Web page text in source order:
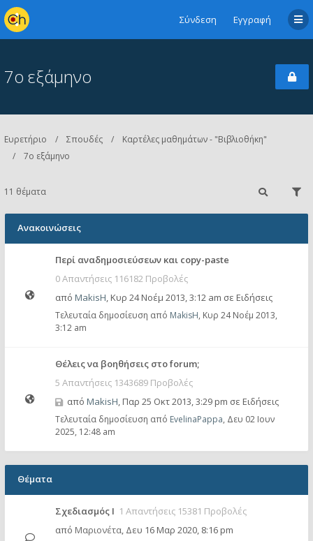
Σύνδεση Εγγραφή
7ο εξάμηνο
Ευρετήριο Σπουδές
Καρτέλες μαθημάτων - "Βιβλιοθήκη"
7ο εξάμηνο
11 θέματα
Ανακοινώσεις
Περί αναδημοσιεύσεων και copy-paste
0 Απαντήσεις 116182 Προβολές
από MakisH, Κυρ 24 Νοέμ 2013, 3:12 am σε Ειδήσεις
Τελευταία δημοσίευση από MakisH, Κυρ 24 Νοέμ 2013,
3:12 am
Θέλεις να βοηθήσεις στο forum;
5 Απαντήσεις 1343689 Προβολές
από MakisH, Παρ 25 Οκτ 2013, 3:29 pm σε Ειδήσεις
Τελευταία δημοσίευση από EvelinaPappa, Δευ 02 Ιουν
2025, 12:48 am
Θέματα
Σχεδιασμός Ι 1 Απαντήσεις 15381 Προβολές
από Μαριονέτα, Δευ 16 Μαρ 2020, 8:16 pm